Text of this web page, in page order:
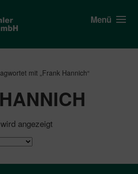
Menü
mit „Frank Hannich“
angezeigt